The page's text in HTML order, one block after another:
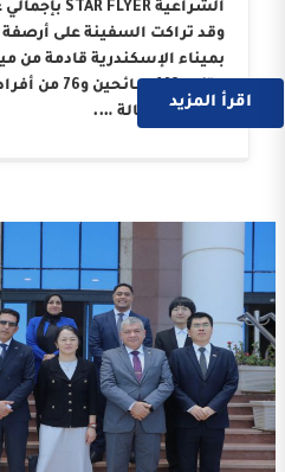
وقد تراكت السفينة على
بميناء الإسكندرية قادمة من
متنها 103
الملاحي “وكالة ….
اقرأ المزيد